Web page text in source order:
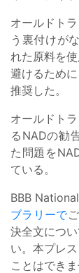
オールドト
う裏付けが
れた原料を
避けるため
推奨した。
オールドト
るNADの勧
た問題を
ている。
BBB
ブラリーで
決全文につい
い。本プレ
ことはできま